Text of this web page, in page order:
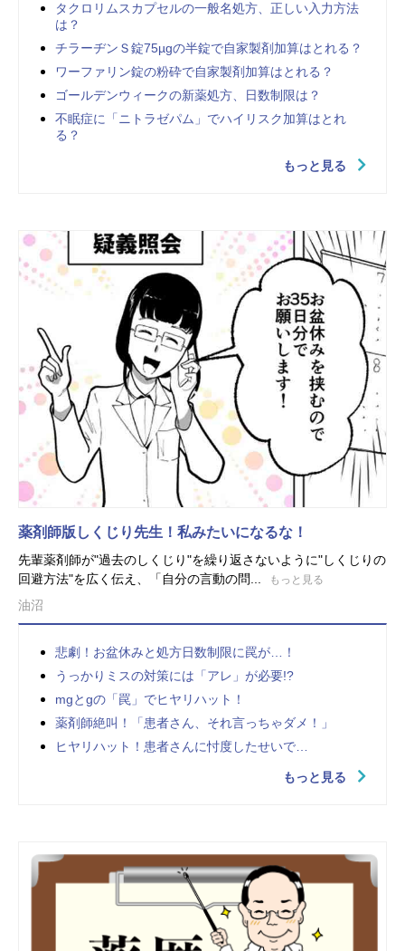
タクロリムスカプセルの一般名処方、正しい入力方法
は？
チラーヂンＳ錠75µgの半錠で自家製剤加算はとれる？
ワーファリン錠の粉砕で自家製剤加算はとれる？
ゴールデンウィークの新薬処方、日数制限は？
不眠症に「ニトラゼパム」でハイリスク加算はとれ
る？
もっと見る
薬剤師版しくじり先生！私みたいになるな！
先輩薬剤師が"過去のしくじり"を繰り返さないように"しくじりの
回避方法"を広く伝え、「自分の言動の問...
もっと見る
油沼
悲劇！お盆休みと処方日数制限に罠が…！
うっかりミスの対策には「アレ」が必要!?
mgとgの「罠」でヒヤリハット！
薬剤師絶叫！「患者さん、それ言っちゃダメ！」
ヒヤリハット！患者さんに忖度したせいで…
もっと見る